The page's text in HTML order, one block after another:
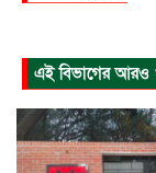
এই বিভাগের আরও